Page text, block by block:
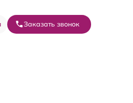
Заказать звонок